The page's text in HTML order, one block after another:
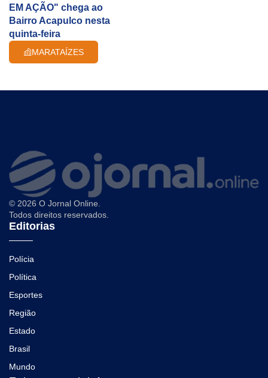
EM AÇÃO" chega ao
Bairro Acapulco nesta
quinta-feira
MARATAÍZES
© 2026 O Jornal Online.
Todos direitos reservados.
Editorias
Polícia
Política
Esportes
Região
Estado
Brasil
Mundo